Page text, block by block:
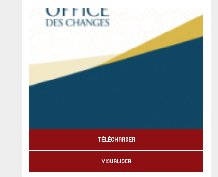
TÉLÉCHARGER
VISUALISER